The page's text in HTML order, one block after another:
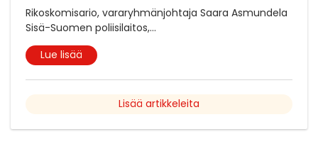
Rikoskomisario, vararyhmänjohtaja Saara Asmundela
Sisä-Suomen poliisilaitos,...
Lue lisää
Lisää artikkeleita